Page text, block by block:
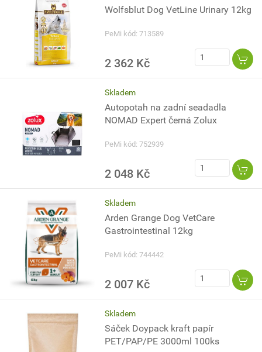
Wolfsblut Dog VetLine Urinary 12kg
PeMi kód: 713589
2 362 Kč
Skladem
Autopotah na zadní seadadla
NOMAD Expert černá Zolux
PeMi kód: 752939
2 048 Kč
Skladem
Arden Grange Dog VetCare
Gastrointestinal 12kg
PeMi kód: 744442
2 007 Kč
Skladem
Sáček Doypack kraft papír
PET/PAP/PE 3000ml 100ks